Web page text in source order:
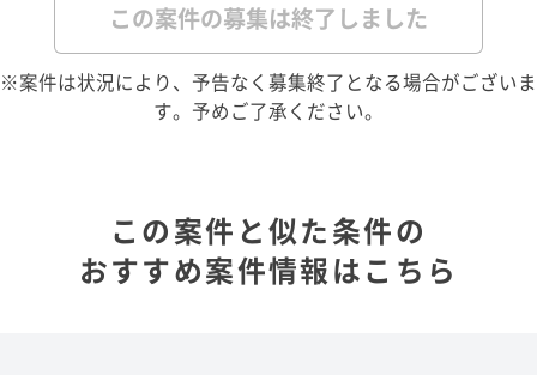
この案件の募集は終了しました
※案件は状況により、予告なく募集終了となる場合がございま
す。予めご了承ください。
この案件と似た条件の
おすすめ案件情報はこちら